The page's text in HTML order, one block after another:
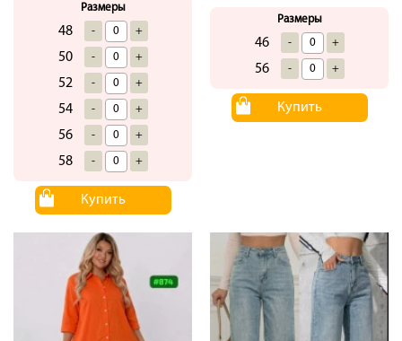
Размеры
48 - +
50 - +
52 - +
54 - +
56 - +
58 - +
Купить
Размеры
46 - +
56 - +
Купить